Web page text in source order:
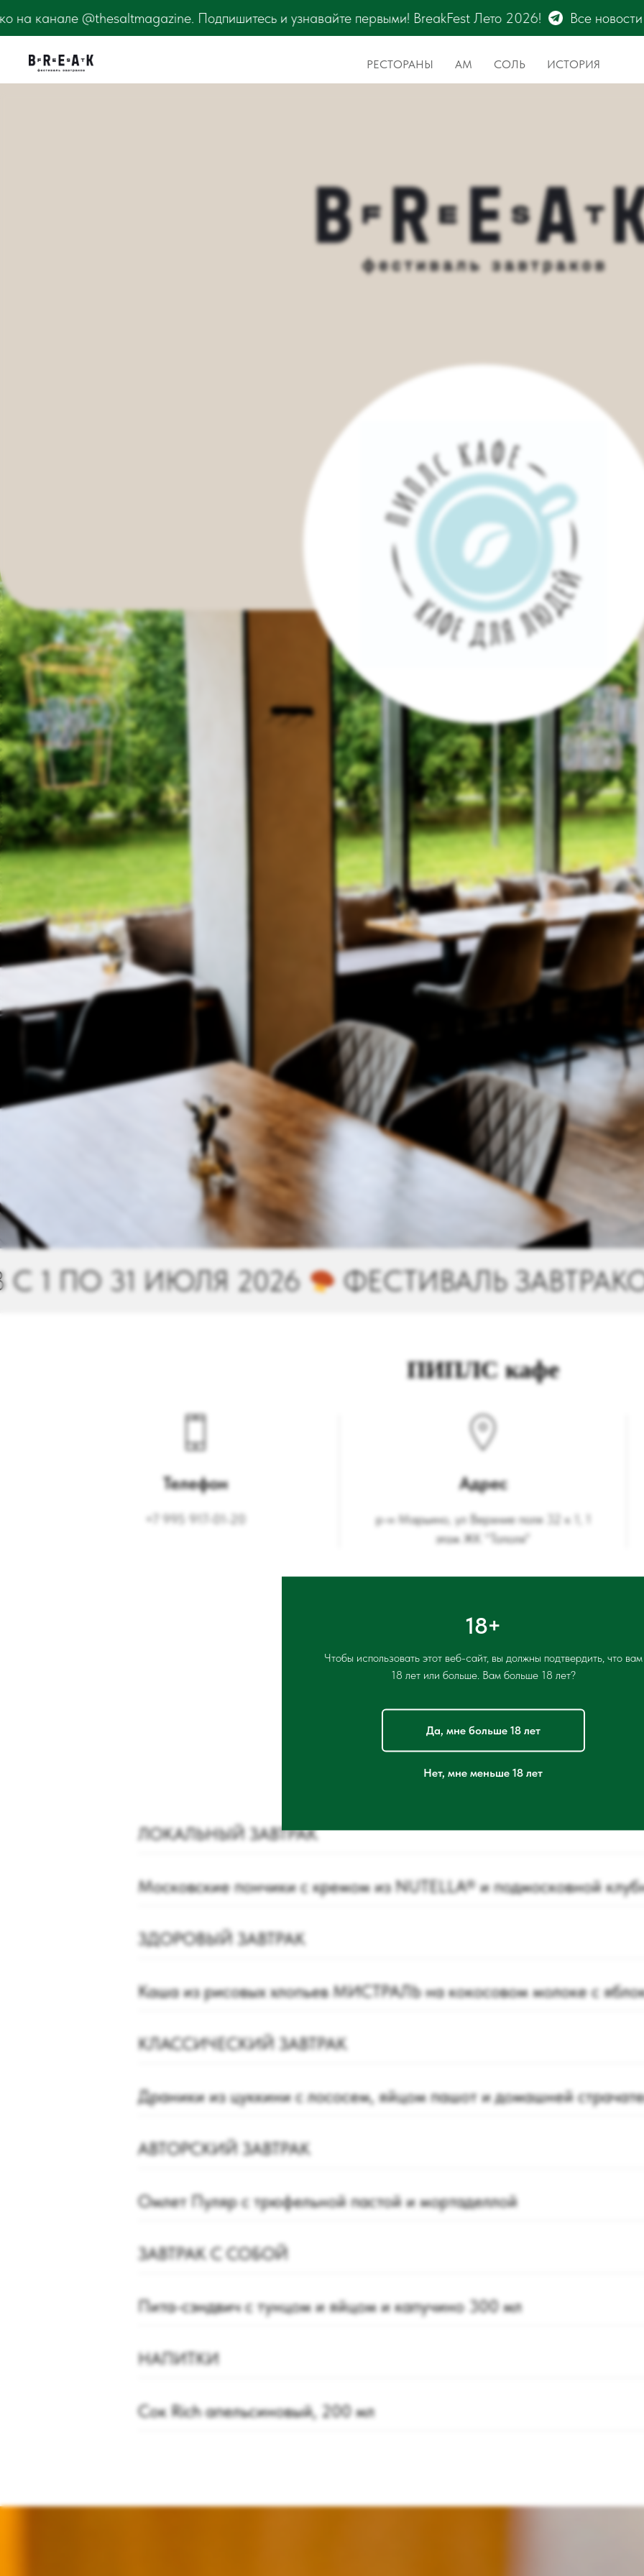
и узнавайте первыми! BreakFest Лето 2026! Все новости фестиваля BreakFest – только
РЕСТОРАНЫ АМ СОЛЬ ИСТОРИЯ
18+
Чтобы использовать этот веб-сайт, вы должны подтвердить, что вам
18 лет или больше. Вам больше 18 лет?
Да, мне больше 18 лет
Нет, мне меньше 18 лет
2026 ФЕСТИВАЛЬ ЗАВТРАКОВ С 1 ПО 31
ПИПЛС кафе
Телефон
+7 995 917-01-20
Адрес
р-н Марьино, ул Верхние поля 32 к 1, 1
этаж ЖК "Тополя"
Ежедневно 9:00-21:30
Меню фестиваля завтраков
ЛОКАЛЬНЫЙ ЗАВТРАК
Московские пончики с кремом из NUTELLA® и подмосковной
ЗДОРОВЫЙ ЗАВТРАК
Каша из рисовых хлопьев МИСТРАЛЬ на кокосовом молоке с
КЛАССИЧЕСКИЙ ЗАВТРАК
Драники из цуккини с лососем, яйцом пашот и домашней
АВТОРСКИЙ ЗАВТРАК
Омлет Пуляр с трюфельной пастой и мортаделлой
ЗАВТРАК С СОБОЙ
Пита-сэндвич с тунцом и яйцом и капучино 300 мл
НАПИТКИ
Сок Rich апельсиновый, 200 мл